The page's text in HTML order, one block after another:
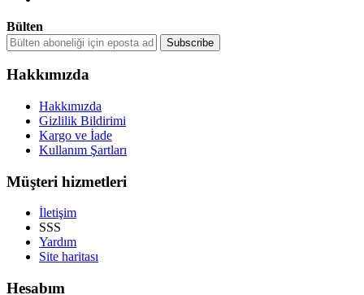
Bülten
Hakkımızda
Hakkımızda
Gizlilik Bildirimi
Kargo ve İade
Kullanım Şartları
Müşteri hizmetleri
İletişim
SSS
Yardım
Site haritası
Hesabım